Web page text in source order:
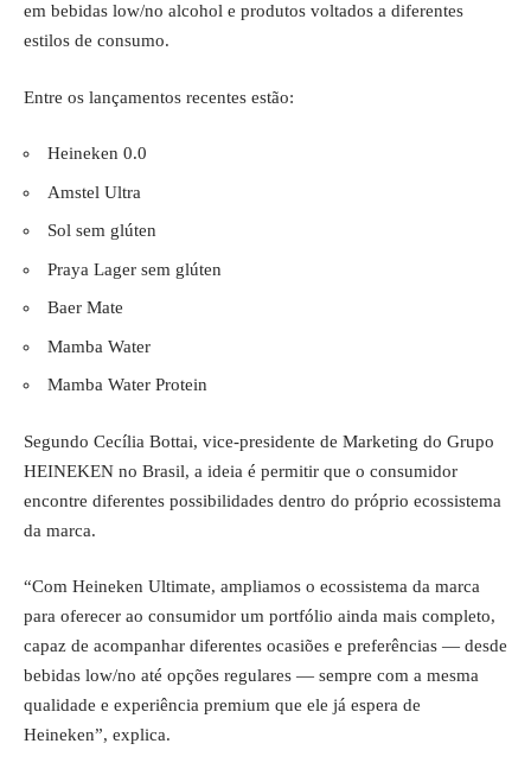
em bebidas low/no alcohol e produtos voltados a diferentes
estilos de consumo.
Entre os lançamentos recentes estão:
Heineken 0.0
Amstel Ultra
Sol sem glúten
Praya Lager sem glúten
Baer Mate
Mamba Water
Mamba Water Protein
Segundo Cecília Bottai, vice-presidente de Marketing do Grupo
HEINEKEN no Brasil, a ideia é permitir que o consumidor
encontre diferentes possibilidades dentro do próprio ecossistema
da marca.
“Com Heineken Ultimate, ampliamos o ecossistema da marca
para oferecer ao consumidor um portfólio ainda mais completo,
capaz de acompanhar diferentes ocasiões e preferências — desde
bebidas low/no até opções regulares — sempre com a mesma
qualidade e experiência premium que ele já espera de
Heineken”, explica.